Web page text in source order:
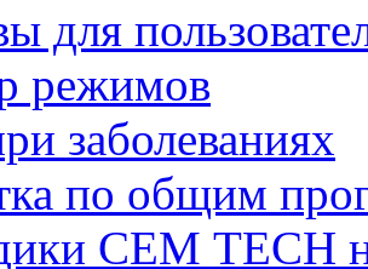
для
режимов
заболеваниях
по общим
СЕМ ТЕСН